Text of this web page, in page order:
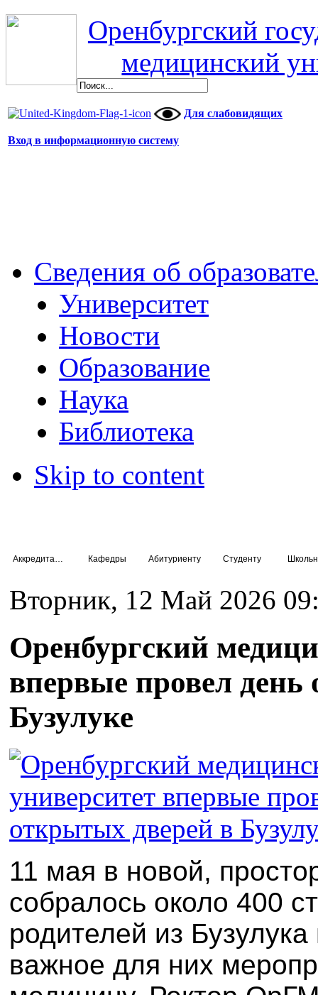
Оренбургский
медицинский
Для слабовидящих
Вход в информационную систему
Сведения об
Университет
Новости
Образование
Наука
Библиотека
Skip to content
Кафедры Абитуриенту Студенту
Вторник, 12 Май 2026
Оренбургский
впервые провел
Бузулуке
11 мая в новой,
собралось около 400
родителей из
важное для них